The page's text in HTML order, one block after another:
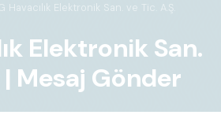
Havacılık Elektronik San. ve Tic. A.Ş.
Elektronik San.
| Mesaj Gönder